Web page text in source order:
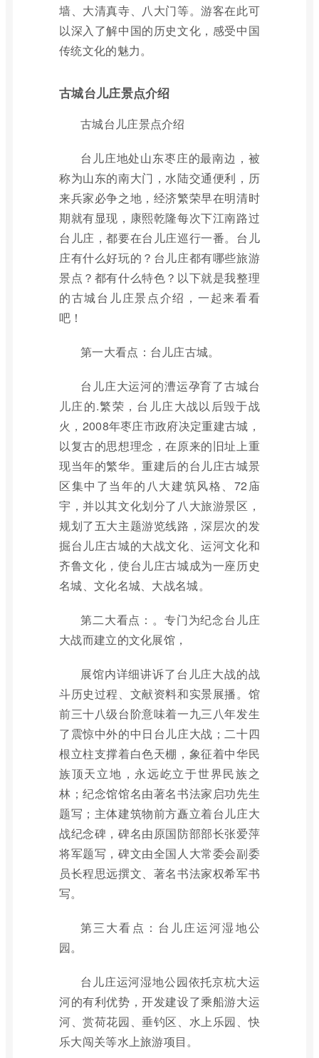
墙、大清真寺、八大门等。游客在此可
以深入了解中国的历史文化，感受中国
传统文化的魅力。
古城台儿庄景点介绍
古城台儿庄景点介绍
台儿庄地处山东枣庄的最南边，被
称为山东的南大门，水陆交通便利，历
来兵家必争之地，经济繁荣早在明清时
期就有显现，康熙乾隆每次下江南路过
台儿庄，都要在台儿庄巡行一番。台儿
庄有什么好玩的？台儿庄都有哪些旅游
景点？都有什么特色？以下就是我整理
的古城台儿庄景点介绍，一起来看看
吧！
第一大看点：台儿庄古城。
台儿庄大运河的漕运孕育了古城台
儿庄的.繁荣，台儿庄大战以后毁于战
火，2008年枣庄市政府决定重建古城，
以复古的思想理念，在原来的旧址上重
现当年的繁华。重建后的台儿庄古城景
区集中了当年的八大建筑风格、72庙
宇，并以其文化划分了八大旅游景区，
规划了五大主题游览线路，深层次的发
掘台儿庄古城的大战文化、运河文化和
齐鲁文化，使台儿庄古城成为一座历史
名城、文化名城、大战名城。
第二大看点：。专门为纪念台儿庄
大战而建立的文化展馆，
展馆内详细讲诉了台儿庄大战的战
斗历史过程、文献资料和实景展播。馆
前三十八级台阶意味着一九三八年发生
了震惊中外的中日台儿庄大战；二十四
根立柱支撑着白色天棚，象征着中华民
族顶天立地，永远屹立于世界民族之
林；纪念馆馆名由著名书法家启功先生
题写；主体建筑物前方矗立着台儿庄大
战纪念碑，碑名由原国防部部长张爱萍
将军题写，碑文由全国人大常委会副委
员长程思远撰文、著名书法家权希军书
写。
第三大看点：台儿庄运河湿地公
园。
台儿庄运河湿地公园依托京杭大运
河的有利优势，开发建设了乘船游大运
河、赏荷花园、垂钓区、水上乐园、快
乐大闯关等水上旅游项目。